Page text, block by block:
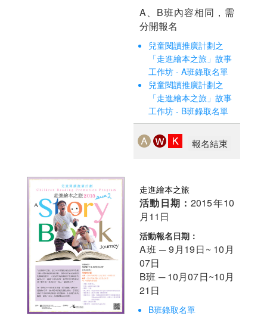
A、B班內容相同，需
分開報名
兒童閱讀推廣計劃之
「走進繪本之旅」故事
工作坊 - A班錄取名單
兒童閱讀推廣計劃之
「走進繪本之旅」故事
工作坊 - B班錄取名單
報名結束
走進繪本之旅
活動日期：2015年10
月11日
活動報名日期：
A班 ─ 9月19日~ 10月
07日
B班 ─ 10月07日~10月
21日
B班錄取名單